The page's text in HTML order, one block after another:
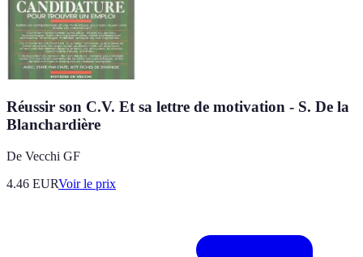
Réussir son C.V. Et sa lettre de motivation - S. De la
Blanchardière
De Vecchi GF
4.46 EURVoir le prix